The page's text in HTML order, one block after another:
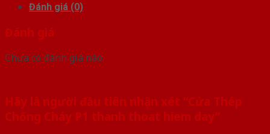
Đánh giá (0)
Đánh giá
Chưa có đánh giá nào.
Hãy là người đầu tiên nhận xét “Cửa Thép
Chống Cháy P1 thanh thoat hiem day”